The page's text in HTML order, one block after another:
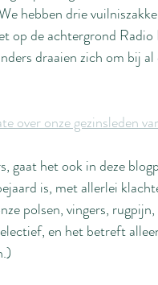
hebben drie
op de achtergrond
draaien zich om bij
over onze gezinsleden
gaat het ook in deze
is, met allerlei
polsen, vingers,
en het betreft